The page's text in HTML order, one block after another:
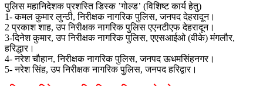
पुलिस महानिदेशक प्रशस्ति डिस्क ’गोल्ड’ (विशिष्ट कार्य हेतु)
1- कमल कुमार लुन्ठी, निरीक्षक नागरिक पुलिस, जनपद देहरादून।
2 प्रकाश शाह, उप निरीक्षक नागरिक पुलिस एएनटीएफ देहरादून।
3-दिनेश कुमार, उप निरीक्षक नागरिक पुलिस, एएसआईओ (वीके) मंगलौर,
हरिद्धार।
4- नरेश चौहान, निरीक्षक नागरिक पुलिस, जनपद ऊधमसिंहनगर।
5- नरेश सिंह, उप निरीक्षक नागरिक पुलिस, जनपद हरिद्वार।